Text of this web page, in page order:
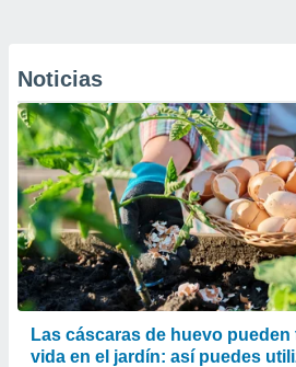
Noticias
Las cáscaras de huevo
vida en el jardín: así puedes